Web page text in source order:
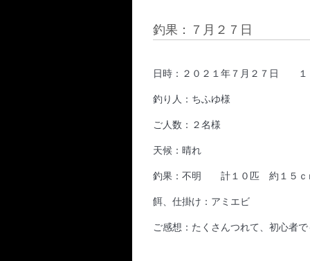
釣果：７月２７日
日時：２０２１年７月２７日 １
釣り人：ちふゆ様
ご人数：２名様
天候：晴れ
釣果：不明 計１０匹 約１５ｃ
餌、仕掛け：アミエビ
ご感想：たくさんつれて、初心者